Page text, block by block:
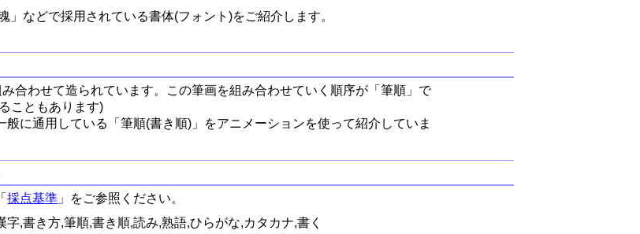
」などで採用されている書体(フォント)をご紹介します。
み合わせて造られています。この筆画を組み合わせていく順序が「筆順」で
こともあります)
に通用している「筆順(書き順)」をアニメーションを使って紹介していま
採点基準 」をご参照ください。
字,書き方,筆順,書き順,読み,熟語,ひらがな,カタカナ,書く